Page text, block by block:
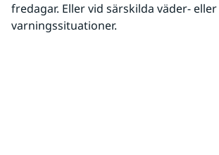
fredagar. Eller vid särskilda väder- eller
varningssituationer.